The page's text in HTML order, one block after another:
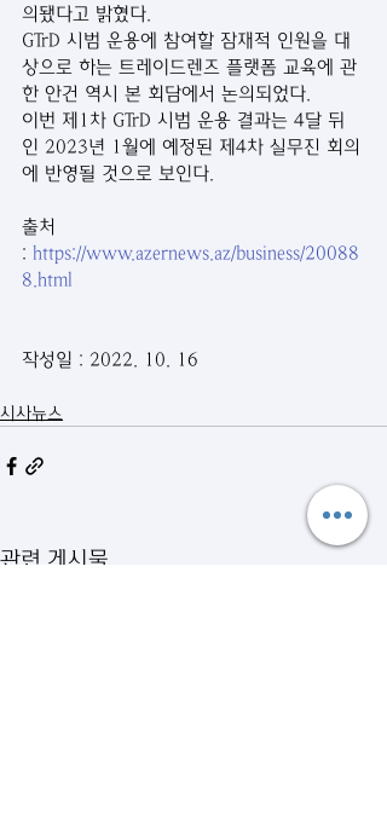
의됐다고 밝혔다.
GTrD 시범 운용에 참여할 잠재적 인원을 대
상으로 하는 트레이드렌즈 플랫폼 교육에 관
한 안건 역시 본 회담에서 논의되었다.
이번 제1차 GTrD 시범 운용 결과는 4달 뒤
인 2023년 1월에 예정된 제4차 실무진 회의
에 반영될 것으로 보인다.
출처
: https://www.azernews.az/business/20088
8.html
작성일 : 2022. 10. 16
시사뉴스
관련 게시물